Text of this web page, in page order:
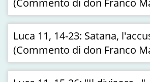
(Commento di don Franco
Luca 11, 14-23: Satana,
(Commento di don Franco